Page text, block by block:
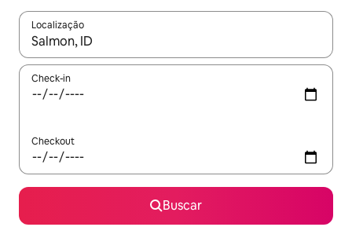
Localização
Quando os resultados estiverem disponíveis, explore-os
Check-in
Checkout
Buscar